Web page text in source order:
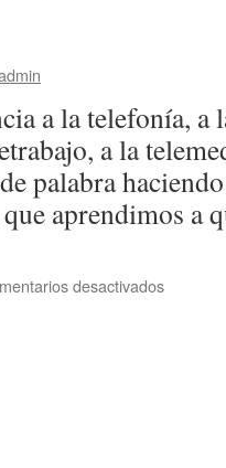
a la telefonía, a
a la
palabra
que aprendimos
desactivadosen